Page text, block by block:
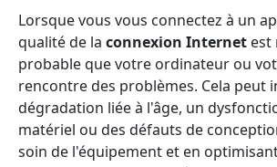
Lorsque vous vous connectez à un
qualité de la connexion Internet est
probable que votre ordinateur ou
rencontre des problèmes. Cela peut
dégradation liée à l'âge, un
matériel ou des défauts de
soin de l'équipement et en